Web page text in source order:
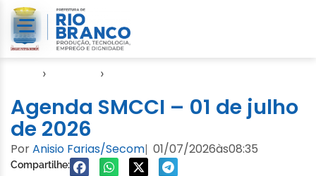
› ›
Agenda SMCCI – 01 de julho
de 2026
PorAnisio Farias/Secom| 01/07/2026às08:35
Compartilhe: